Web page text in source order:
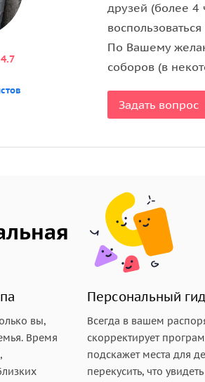
4.7
друзей (более 4
По Вашему
соборов (в
Задать вопрос
вы,
Время
Персональный гид
Всегда в вашем
скорректирует
подскажет места для
перекусить, что увидеть